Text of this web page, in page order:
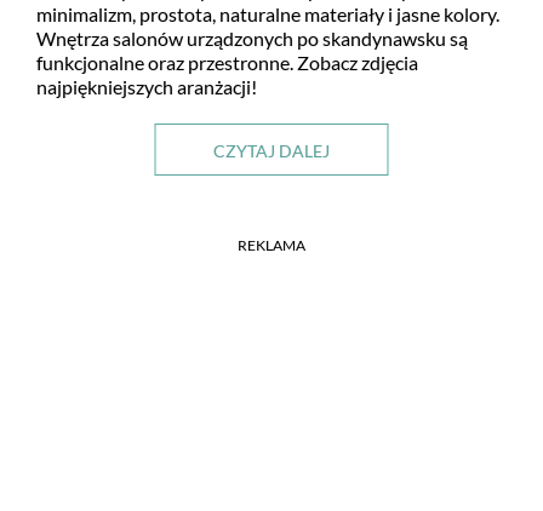
minimalizm, prostota, naturalne materiały i jasne kolory.
Wnętrza salonów urządzonych po skandynawsku są
funkcjonalne oraz przestronne. Zobacz zdjęcia
najpiękniejszych aranżacji!
CZYTAJ DALEJ
REKLAMA